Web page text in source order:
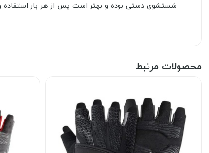
شستشوی دستی بوده و بهتر است پس از هر بار استفاده
محصولات مرتبط